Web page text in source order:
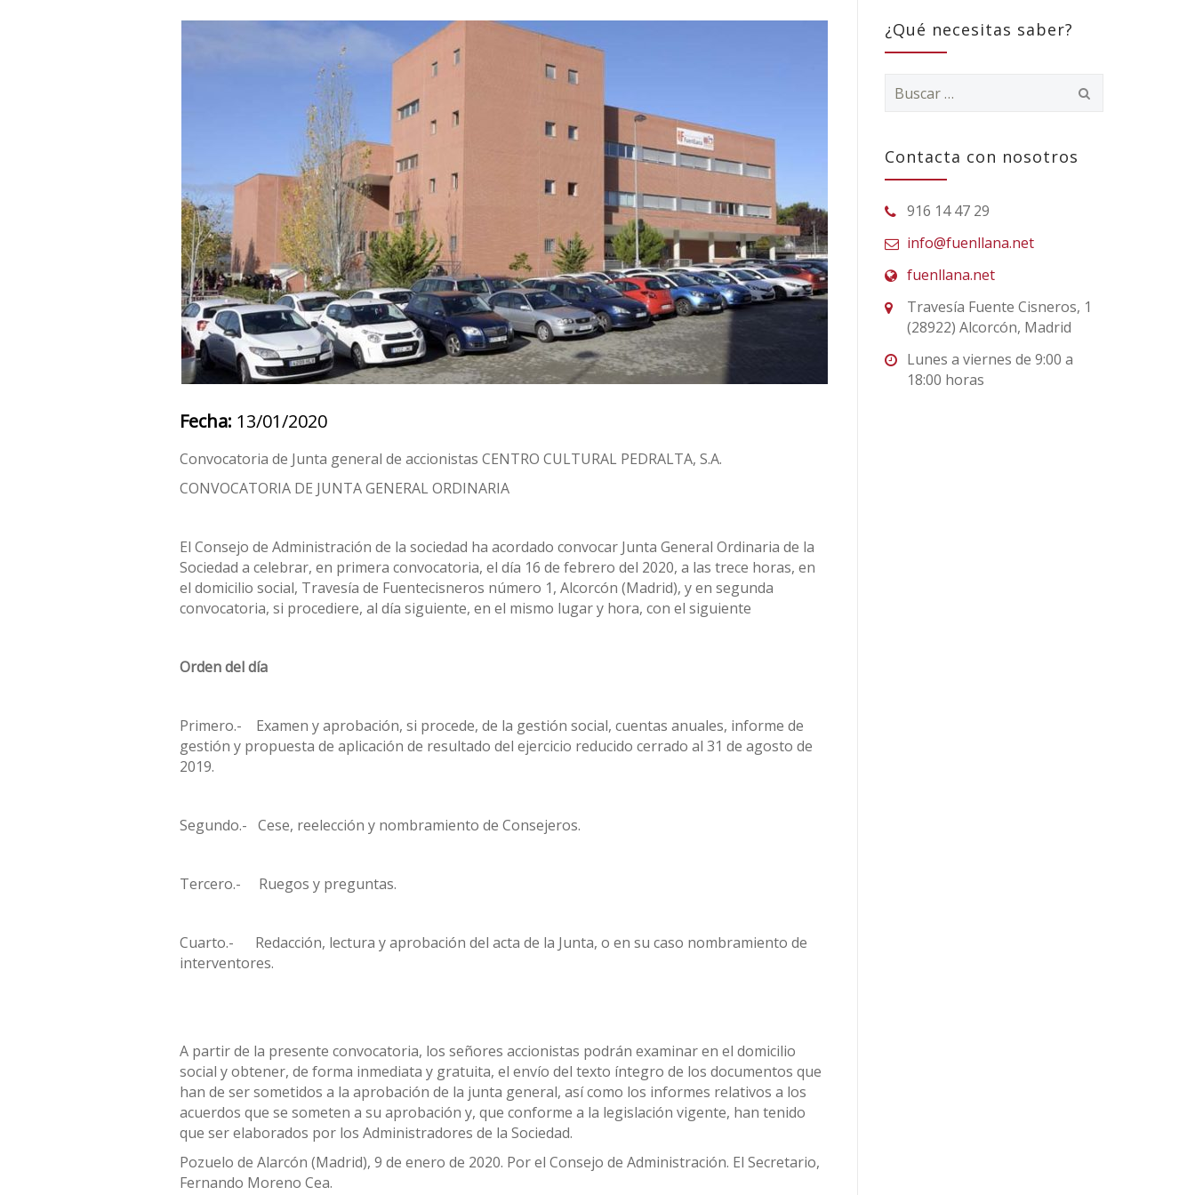
Fecha: 13/01/2020
Convocatoria de Junta general de accionistas CENTRO CULTURAL PEDRALTA, S.A.
CONVOCATORIA DE JUNTA GENERAL ORDINARIA
El Consejo de Administración de la sociedad ha acordado convocar Junta General Ordinaria de la
Sociedad a celebrar, en primera convocatoria, el día 16 de febrero del 2020, a las trece horas, en
el domicilio social, Travesía de Fuentecisneros número 1, Alcorcón (Madrid), y en segunda
convocatoria, si procediere, al día siguiente, en el mismo lugar y hora, con el siguiente
Orden del día
Primero.- Examen y aprobación, si procede, de la gestión social, cuentas anuales, informe de
gestión y propuesta de aplicación de resultado del ejercicio reducido cerrado al 31 de agosto de
2019.
Segundo.- Cese, reelección y nombramiento de Consejeros.
Tercero.- Ruegos y preguntas.
Cuarto.- Redacción, lectura y aprobación del acta de la Junta, o en su caso nombramiento de
interventores.
A partir de la presente convocatoria, los señores accionistas podrán examinar en el domicilio
social y obtener, de forma inmediata y gratuita, el envío del texto íntegro de los documentos que
han de ser sometidos a la aprobación de la junta general, así como los informes relativos a los
acuerdos que se someten a su aprobación y, que conforme a la legislación vigente, han tenido
que ser elaborados por los Administradores de la Sociedad.
Pozuelo de Alarcón (Madrid), 9 de enero de 2020. Por el Consejo de Administración. El Secretario,
Fernando Moreno Cea.
¿Qué necesitas saber?
Contacta con nosotros
916 14 47 29
info@fuenllana.net
fuenllana.net
Travesía Fuente Cisneros, 1
(28922) Alcorcón, Madrid
Lunes a viernes de 9:00 a
18:00 horas